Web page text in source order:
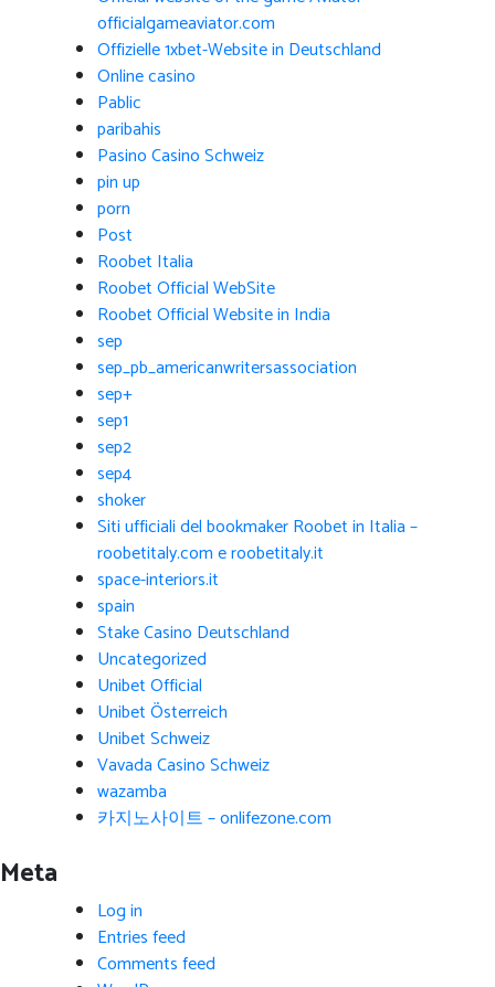
officialgameaviator.com
Offizielle 1xbet-Website in Deutschland
Online casino
Pablic
paribahis
Pasino Casino Schweiz
pin up
porn
Post
Roobet Italia
Roobet Official WebSite
Roobet Official Website in India
sep
sep_pb_americanwritersassociation
sep+
sep1
sep2
sep4
shoker
Siti ufficiali del bookmaker Roobet in Italia –
roobetitaly.com e roobetitaly.it
space-interiors.it
spain
Stake Casino Deutschland
Uncategorized
Unibet Official
Unibet Österreich
Unibet Schweiz
Vavada Casino Schweiz
wazamba
카지노사이트 – onlifezone.com
Meta
Log in
Entries feed
Comments feed